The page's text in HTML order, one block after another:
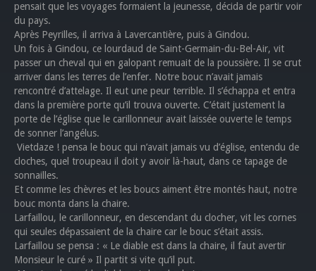
pensait que les voyages formaient la jeunesse, décida de partir voir
du pays.
Après Peyrilles, il arriva à Lavercantière, puis à Gindou.
Un fois à Gindou, ce lourdaud de Saint-Germain-du-Bel-Air, vit
passer un cheval qui en galopant remuait de la poussière. Il se crut
arriver dans les terres de l’enfer. Notre bouc n’avait jamais
rencontré d’attelage. Il eut une peur terrible. Il s’échappa et entra
dans la première porte qu’il trouva ouverte. C’était justement la
porte de l’église que le carillonneur avait laissée ouverte le temps
de sonner l’angélus.
Vietdaze ! pensa le bouc qui n’avait jamais vu d’église, entendu de
cloches, quel troupeau il doit y avoir là-haut, dans ce tapage de
sonnailles.
Et comme les chèvres et les boucs aiment être montés haut, notre
bouc monta dans la chaire.
Larfaillou, le carillonneur, en descendant du clocher, vit les cornes
qui seules dépassaient de la chaire car le bouc s’était assis.
Larfaillou se pensa : « Le diable est dans la chaire, il faut avertir
Monsieur le curé » Il partit si vite qu’il put.